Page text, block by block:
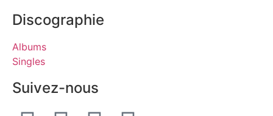
Discographie
Albums
Singles
Suivez-nous